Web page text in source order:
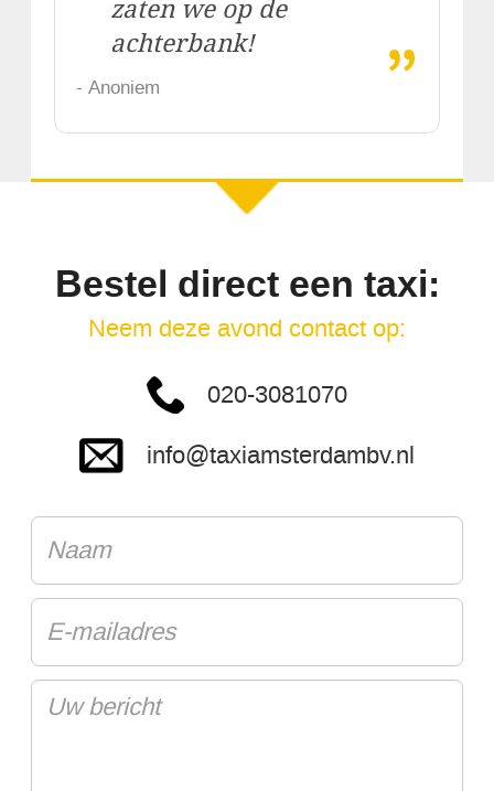
zaten we op de
achterbank!
„
- Anoniem
Bestel direct een taxi:
Neem deze avond contact op:
020-3081070
info@taxiamsterdambv.nl